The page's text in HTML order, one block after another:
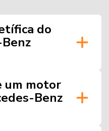
do
um motor
Benz